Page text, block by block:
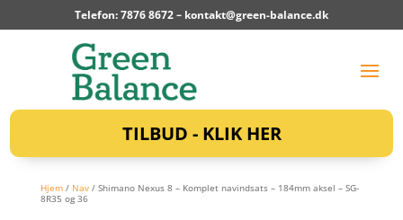
Telefon: 7876 8672 – kontakt@green-balance.dk
TILBUD - KLIK HER
Hjem/ Nav/ Shimano Nexus 8 – Komplet navindsats – 184mm aksel – SG-
8R35 og 36